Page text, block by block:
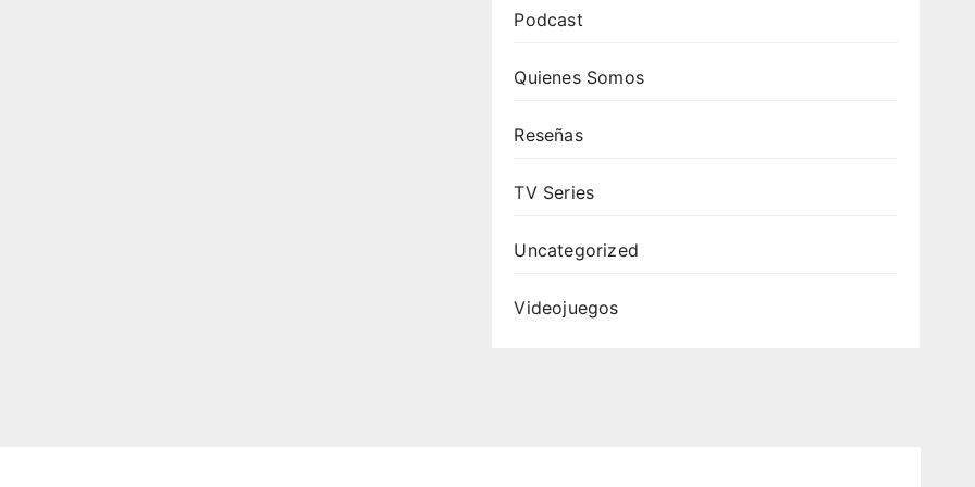
Podcast
Quienes Somos
Reseñas
TV Series
Uncategorized
Videojuegos